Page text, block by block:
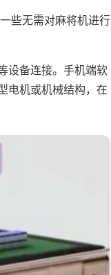
些无需对麻将机进行
设备连接。手机端软
电机或机械结构，在